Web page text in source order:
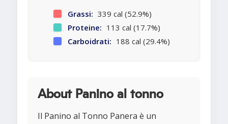
Grassi: 339 cal (52.9%)
Proteine: 113 cal (17.7%)
Carboidrati: 188 cal (29.4%)
About Panino al tonno
Il Panino al Tonno Panera è un